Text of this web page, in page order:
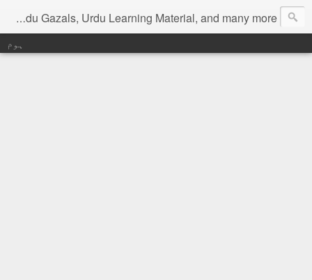
Digital Urdu Magazine to represent Urdu Literature, Urdu News, Health related materials, various function news of Urdu, Beauty tips, Kitchen tips, Urdu Poetry, Urdu Gazals, Urdu Learning Material, and many more.
ہوم